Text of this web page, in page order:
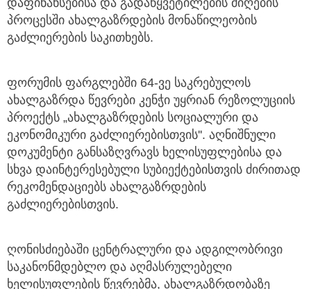
დაფინანსებისა და გადაწყვეტილების მიღების
პროცესში ახალგაზრდების მონაწილეობის
გაძლიერების საკითხებს.
ფორუმის ფარგლებში 64-ვე საკრებულოს
ახალგაზრდა წევრები კენჭი უყრიან რეზოლუციის
პროექტს „ახალგაზრდების სოციალური და
ეკონომიკური გაძლიერებისთვის''. აღნიშნული
დოკუმენტი განსაზღვრავს ხელისუფლებისა და
სხვა დაინტერესებული სუბიექტებისთვის ძირითად
რეკომენდაციებს ახალგაზრდების
გაძლიერებისთვის.
ღონისძიებაში ცენტრალური და ადგილობრივი
საკანონმდებლო და აღმასრულებელი
ხელისუფლების წევრებმა, ახალგაზრდობაზე